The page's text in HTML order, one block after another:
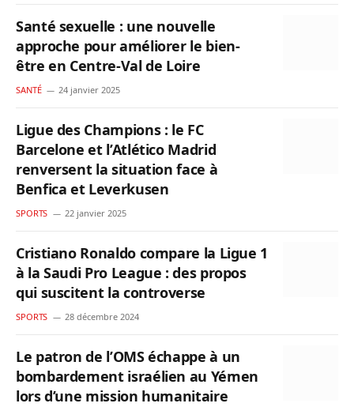
Santé sexuelle : une nouvelle
approche pour améliorer le bien-
être en Centre-Val de Loire
SANTÉ 24 janvier 2025
Ligue des Champions : le FC
Barcelone et l’Atlético Madrid
renversent la situation face à
Benfica et Leverkusen
SPORTS 22 janvier 2025
Cristiano Ronaldo compare la Ligue 1
à la Saudi Pro League : des propos
qui suscitent la controverse
SPORTS 28 décembre 2024
Le patron de l’OMS échappe à un
bombardement israélien au Yémen
lors d’une mission humanitaire